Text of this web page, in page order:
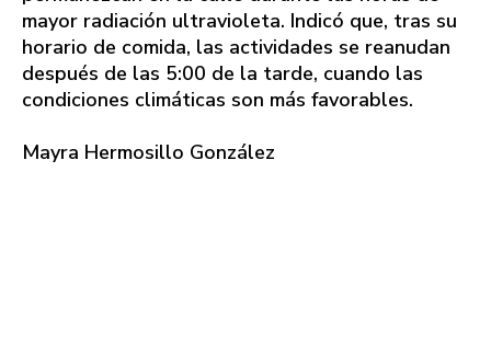
mayor radiación ultravioleta. Indicó que, tras su
horario de comida, las actividades se reanudan
después de las 5:00 de la tarde, cuando las
condiciones climáticas son más favorables.
Mayra Hermosillo González